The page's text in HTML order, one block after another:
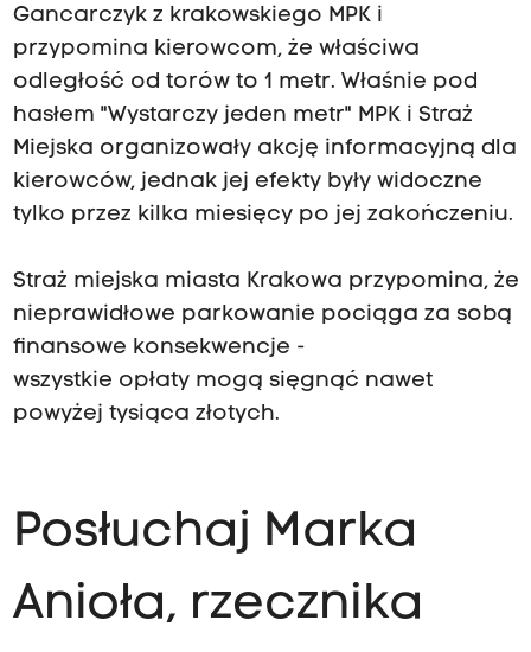
Gancarczyk z krakowskiego MPK i
przypomina kierowcom, że właściwa
odległość od torów to 1 metr. Właśnie pod
hasłem "Wystarczy jeden metr" MPK i Straż
Miejska organizowały akcję informacyjną dla
kierowców, jednak jej efekty były widoczne
tylko przez kilka miesięcy po jej zakończeniu.
Straż miejska miasta Krakowa przypomina, że
nieprawidłowe parkowanie pociąga za sobą
finansowe konsekwencje -
wszystkie opłaty mogą sięgnąć nawet
powyżej tysiąca złotych.
Posłuchaj Marka
Anioła, rzecznika